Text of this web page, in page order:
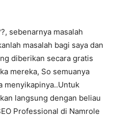
sebenarnya masalah
masalah bagi saya dan
diberikan secara gratis
mereka, So semuanya
menyikapinya..Untuk
langsung dengan beliau
Professional di Namrole